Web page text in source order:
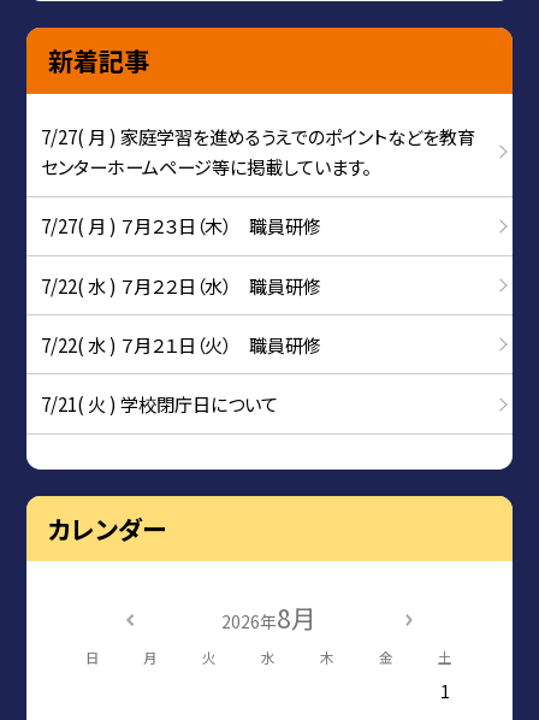
新着記事
7/27( 月 ) 家庭学習を進めるうえでのポイントなどを教育
センターホームページ等に掲載しています。
7/27( 月 ) ７月２３日（木） 職員研修
7/22( 水 ) ７月２２日（水） 職員研修
7/22( 水 ) ７月２１日（火） 職員研修
7/21( 火 ) 学校閉庁日について
カレンダー
2026年8月
日 月 火 水 木 金 土
1